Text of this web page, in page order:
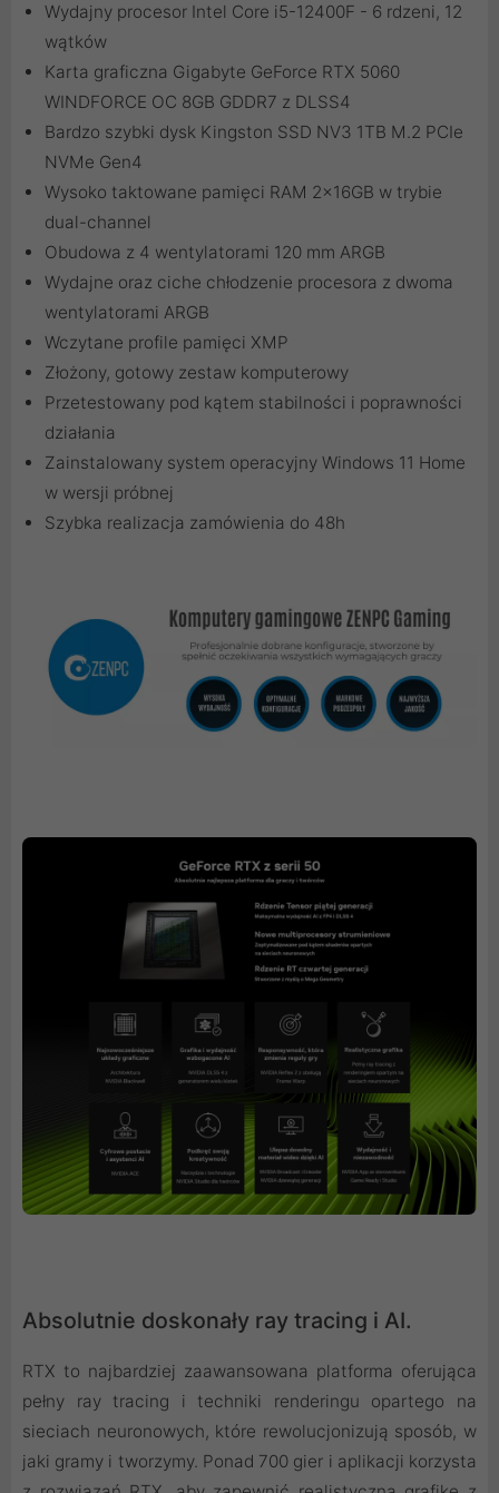
Wydajny procesor Intel Core i5-12400F - 6 rdzeni, 12
wątków
Karta graficzna Gigabyte GeForce RTX 5060
WINDFORCE OC 8GB GDDR7 z DLSS4
Bardzo szybki dysk Kingston SSD NV3 1TB M.2 PCIe
NVMe Gen4
Wysoko taktowane pamięci RAM 2x16GB w trybie
dual-channel
Obudowa z 4 wentylatorami 120 mm ARGB
Wydajne oraz ciche chłodzenie procesora z dwoma
wentylatorami ARGB
Wczytane profile pamięci XMP
Złożony, gotowy zestaw komputerowy
Przetestowany pod kątem stabilności i poprawności
działania
Zainstalowany system operacyjny Windows 11 Home
w wersji próbnej
Szybka realizacja zamówienia do 48h
Absolutnie doskonały ray tracing i AI.
RTX to najbardziej zaawansowana platforma oferująca
pełny ray tracing i techniki renderingu opartego na
sieciach neuronowych, które rewolucjonizują sposób, w
jaki gramy i tworzymy. Ponad 700 gier i aplikacji korzysta